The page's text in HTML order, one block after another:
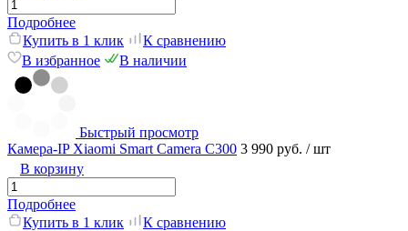
Подробнее
Купить в 1 клик
К сравнению
В избранное
В наличии
Быстрый просмотр
Камера-IP Xiaomi Smart Camera C300 3 990 руб. / шт
В корзину
Подробнее
Купить в 1 клик
К сравнению